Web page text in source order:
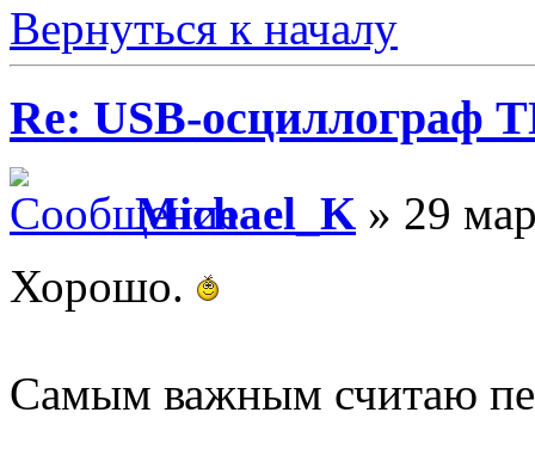
Вернуться к началу
Re: USB-осциллограф
Michael_K » 29
Хорошо.
Самым важным считаю